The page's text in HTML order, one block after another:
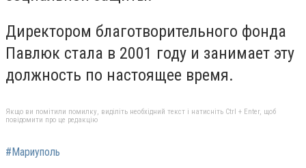
Директором благотворительного фонда
Павлюк стала в 2001 году и занимает эту
должность по настоящее время.
Якщо ви помітили помилку, виділіть необхідний текст і натисніть Ctrl + Enter, щоб
повідомити про це редакцію
#Мариуполь